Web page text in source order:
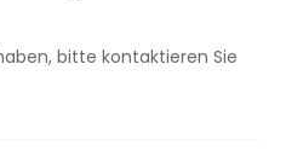
bitte kontaktieren Sie